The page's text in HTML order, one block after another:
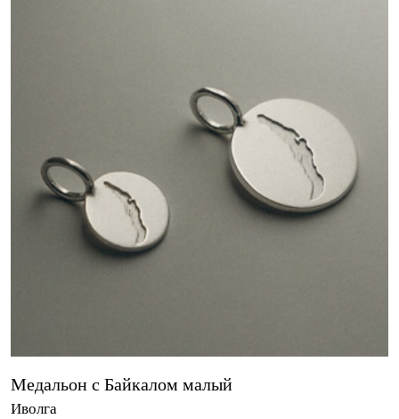
Медальон с Байкалом малый
Иволга